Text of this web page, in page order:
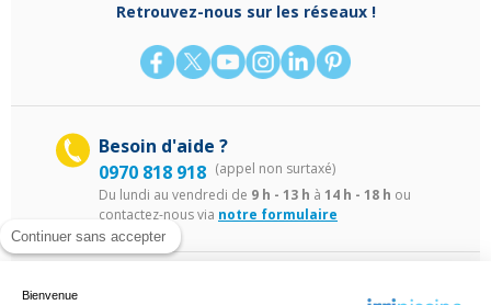
Continuer sans accepter
Bienvenue
Retrouvez-nous sur les réseaux !
Besoin d'aide ?
0970 818 918 (appel non surtaxé)
Du lundi au vendredi de 9 h - 13 h à 14 h - 18 h ou
contactez-nous via notre formulaire